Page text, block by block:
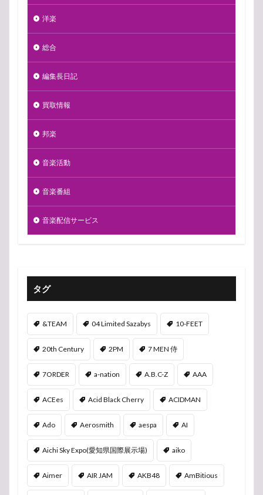
洋楽
総合
編集長日記
買取情報
邦楽
音楽活動
音楽番組
音楽配信サービス
タグ
&TEAM 04 Limited Sazabys 10-FEET
20th Century 2PM 7 MEN 侍
7ORDER a-nation A.B.C-Z AAA
ACEes Acid Black Cherry ACIDMAN
Ado Aerosmith aespa AI
Aichi Sky Expo(愛知県国際展示場) aiko
Aimer AIR JAM AKB48 AmBitious